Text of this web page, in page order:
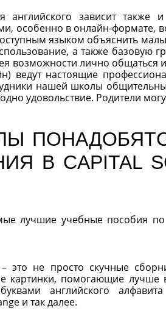
английского зависит также
особенно в онлайн-формате,
языком объяснить
а также базовую
возможности лично общаться
ведут настоящие
нашей школы
удовольствие. Родители
В CAPITAL
лучшие учебные пособия по
это не просто скучные
картинки, помогающие лучше
английского
и так далее.